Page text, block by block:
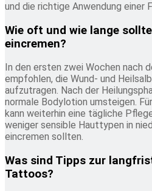
und die richtige Anwendung einer
Wie oft und wie lange
eincremen?
In den ersten zwei Wochen nach
empfohlen, die Wund- und
aufzutragen. Nach der
normale Bodylotion umsteigen.
kann weiterhin eine tägliche
weniger sensible Hauttypen in
eincremen sollten.
Was sind Tipps zur
Tattoos?